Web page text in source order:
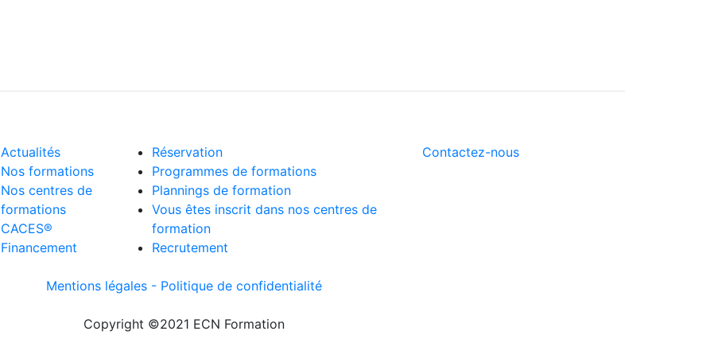
Actualités
Nos formations
Nos centres de
formations
CACES®
Financement
Réservation
Programmes de formations
Plannings de formation
Vous êtes inscrit dans nos centres de
formation
Recrutement
Contactez-nous
Mentions légales - Politique de confidentialité
Copyright ©2021 ECN Formation